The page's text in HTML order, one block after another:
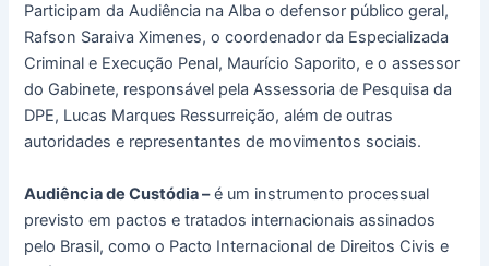
Participam da Audiência na Alba o defensor público geral,
Rafson Saraiva Ximenes, o coordenador da Especializada
Criminal e Execução Penal, Maurício Saporito, e o assessor
do Gabinete, responsável pela Assessoria de Pesquisa da
DPE, Lucas Marques Ressurreição, além de outras
autoridades e representantes de movimentos sociais.
Audiência de Custódia –é um instrumento processual
previsto em pactos e tratados internacionais assinados
pelo Brasil, como o Pacto Internacional de Direitos Civis e